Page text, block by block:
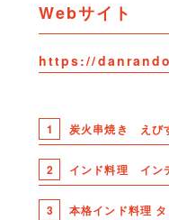
Webサイト
https://
1 炭火串焼き えび
2 インド料理 イン
3 本格インド料理